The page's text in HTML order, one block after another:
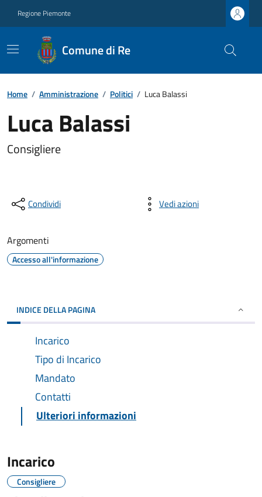
Regione Piemonte
Comune di Re
Home / Amministrazione / Politici / Luca Balassi
Luca Balassi
Consigliere
Condividi Vedi azioni
Argomenti
Accesso all'informazione
INDICE DELLA PAGINA
Incarico
Tipo di Incarico
Mandato
Contatti
Ulteriori informazioni
Incarico
Consigliere